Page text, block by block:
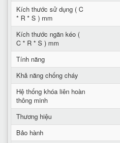
Kích thước sử dụng ( C
* R * S ) mm
Kích thước ngăn kéo (
C * R * S ) mm
Tính năng
Khả năng chống cháy
Hệ thống khóa liên hoàn
thông minh
Thương hiệu
Bảo hành